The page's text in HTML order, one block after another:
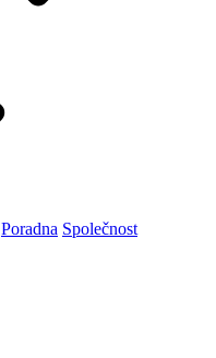
Poradna Společnost